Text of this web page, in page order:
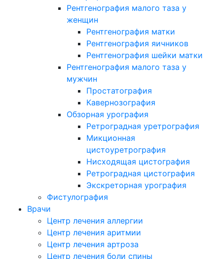
Рентгенография малого таза у
женщин
Рентгенография матки
Рентгенография яичников
Рентгенография шейки матки
Рентгенография малого таза у
мужчин
Простатография
Кавернозография
Обзорная урография
Ретроградная уретрография
Микционная
цистоуретрография
Нисходящая цистография
Ретроградная цистография
Экскреторная урография
Фистулография
Врачи
Центр лечения аллергии
Центр лечения аритмии
Центр лечения артроза
Центр лечения боли спины